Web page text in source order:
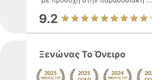
9.2
Ξενώνας Το Όνειρο